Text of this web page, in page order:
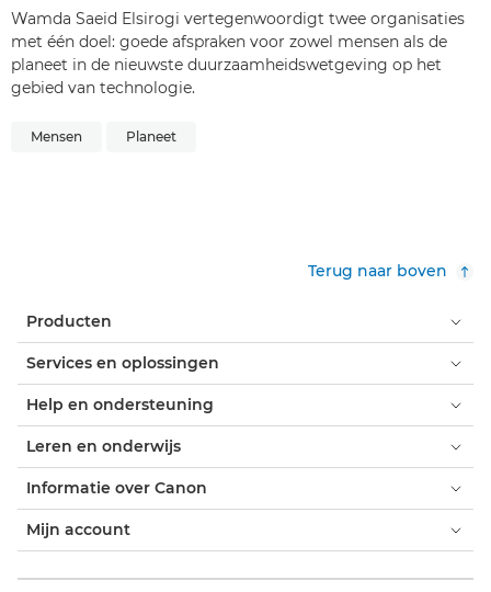
Wamda Saeid Elsirogi vertegenwoordigt twee organisaties
met één doel: goede afspraken voor zowel mensen als de
planeet in de nieuwste duurzaamheidswetgeving op het
gebied van technologie.
Mensen Planeet
Terug naar boven
Producten
Services en oplossingen
Help en ondersteuning
Leren en onderwijs
Informatie over Canon
Mijn account